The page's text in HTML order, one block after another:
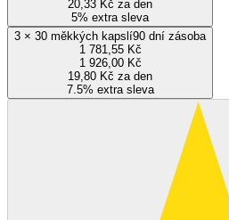
20,33 Kč za den
5% extra sleva
3 × 30 měkkých kapslí90 dní zásoba
1 781,55 Kč
1 926,00 Kč
19,80 Kč za den
7.5% extra sleva